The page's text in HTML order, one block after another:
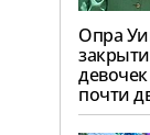
Опра
почти